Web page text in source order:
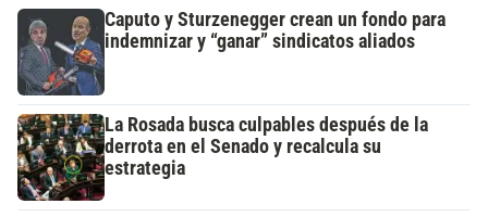
Caputo y Sturzenegger crean un fondo para
indemnizar y “ganar” sindicatos aliados
La Rosada busca culpables después de la
derrota en el Senado y recalcula su
estrategia